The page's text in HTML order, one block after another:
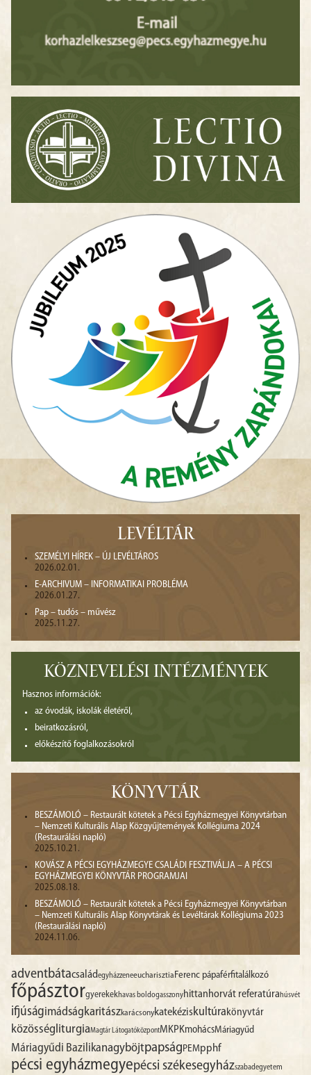
LEVÉLTÁR
SZEMÉLYI HÍREK – ÚJ LEVÉLTÁROS
2026.02.01.
E-ARCHIVUM – INFORMATIKAI PROBLÉMA
2026.01.27.
Pap – tudós – művész
2025.11.27.
KÖZNEVELÉSI INTÉZMÉNYEK
Hasznos információk:
az óvodák, iskolák életéről,
beiratkozásról,
előkészítő foglalkozásokról
KÖNYVTÁR
BESZÁMOLÓ – Restaurált kötetek a Pécsi Egyházmegyei Könyvtárban
– Nemzeti Kulturális Alap Közgyűjtemények Kollégiuma 2024
(Restaurálási napló)
2025.10.21.
KOVÁSZ A PÉCSI EGYHÁZMEGYE CSALÁDI FESZTIVÁLJA – A PÉCSI
EGYHÁZMEGYEI KÖNYVTÁR PROGRAMJAI
2025.08.18.
BESZÁMOLÓ – Restaurált kötetek a Pécsi Egyházmegyei Könyvtárban
– Nemzeti Kulturális Alap Könyvtárak és Levéltárak Kollégiuma 2023
(Restaurálási napló)
2024.11.06.
adventbátacsaládegyházzeneeucharisztiaFerenc pápaférfitalálkozó
főpásztorgyerekekhavas boldogasszonyhittanhorvát referatúrahúsvét
ifjúságimádságkaritászkarácsonykatekéziskultúrakönyvtár
közösségliturgiaMagtár LátogatóközpontMKPKmohácsMáriagyűd
Máriagyűdi BazilikanagyböjtpapságPEMpphf
pécsi egyházmegyepécsi székesegyházszabadegyetem